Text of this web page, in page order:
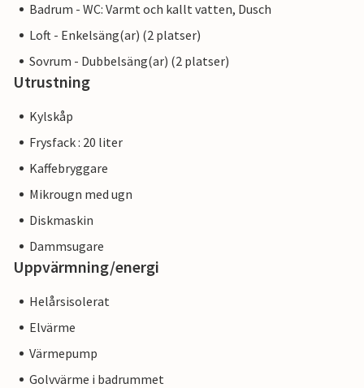
Badrum - WC: Varmt och kallt vatten, Dusch
Loft - Enkelsäng(ar) (2 platser)
Sovrum - Dubbelsäng(ar) (2 platser)
Utrustning
Kylskåp
Frysfack : 20 liter
Kaffebryggare
Mikrougn med ugn
Diskmaskin
Dammsugare
Uppvärmning/energi
Helårsisolerat
Elvärme
Värmepump
Golvvärme i badrummet